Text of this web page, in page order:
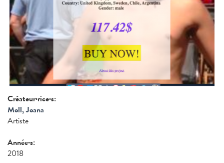
Créateur·rice·s:
Moll, Joana
Artiste
Année·s:
2018